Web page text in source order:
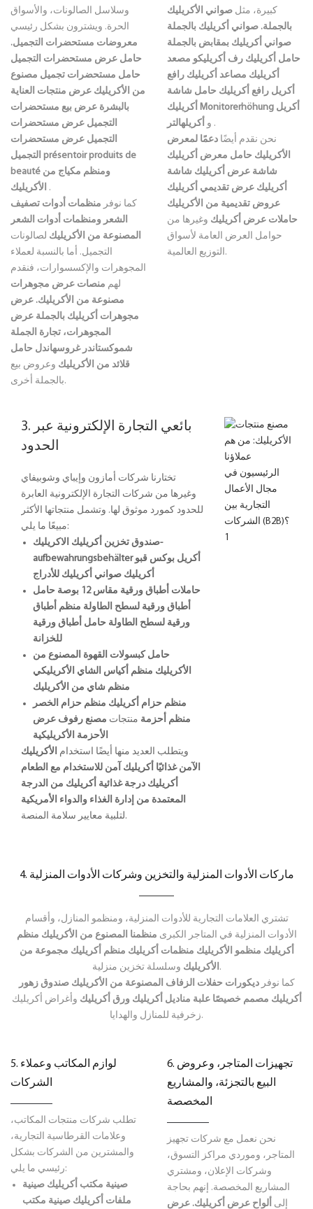
وسلاسل الصالونات، والأسواق
الحرة. ويشترون بشكل رئيسي
معروضات مستحضرات التجميل.
حامل عرض مستحضرات التجميل
حامل مستحضرات تجميل مصنوع
من الأكريليك عرض منتجات العناية
بالبشرة عرض بيع مستحضرات
التجميل عرض مستحضرات
التجميل عرض مستحضرات
التجميل présentoir produits de
beauté ومنظم مكياج من
الأكريليك .
كما نوفر منظمات أدوات تصفيف
الشعر ومنظمات أدوات الشعر
المصنوعة من الأكريليك لصالونات
التجميل. أما بالنسبة لعملاء
المجوهرات والإكسسوارات، فنقدم
لهم منصات عرض مجوهرات
مصنوعة من الأكريليك. عرض
مجوهرات أكريليك بالجملة عرض
المجوهرات، تجارة الجملة
شموكستاندر غروسهاندل حامل
قلائد من الأكريليك وعروض بيع
بالجملة أخرى.
كبيرة، مثل صواني الأكريليك
بالجملة. صواني أكريليك بالجملة
صواني أكريليك بمقابض بالجملة
حامل أكريليك رف أكريليكو مصعد
أكريليك مصاعد أكريليك رافع
أكريل رافع أكريليك حامل شاشة
أكريليك
Monitorerhöhung أكريل
و أكريلهالتر
.
نحن نقدم أيضًا دعمًا لمعرض
الأكريليك حامل معرض أكريليك
شاشة عرض أكريليك شاشة
أكريليك عرض تقديمي أكريليك
عروض تقديمية من الأكريليك
حاملات عرض أكريليك وغيرها من
حوامل العرض العامة لأسواق
التوزيع العالمية.
3. بائعي التجارة الإلكترونية عبر
الحدود
تختارنا شركات أمازون وإيباي وشوبيفاي
وغيرها من شركات التجارة الإلكترونية العابرة
للحدود كمورد موثوق لها. وتشمل منتجاتها الأكثر
مبيعًا ما يلي:
صندوق تخزين أكريليك الاكريليك-
aufbewahrungsbehälter
أكريل بوكس قبو
أكريليك صواني أكريليك للأدراج
حاملات أطباق ورقية مقاس 12 بوصة
حامل
أطباق ورقية لسطح الطاولة منظم أطباق
ورقية لسطح الطاولة حامل أطباق ورقية
للخزانة
حامل كبسولات القهوة المصنوع من
الأكريليك منظم أكياس الشاي الأكريليكي
منظم شاي من الأكريليك
منظم حزام أكريليك منظم حزام الخصر
منظم أحزمة منتجات مصنع رفوف عرض
الأحزمة الأكريليكية
ويتطلب العديد منها أيضًا استخدام الأكريليك
الآمن غذائيًا أكريليك آمن للاستخدام مع الطعام
أكريليك درجة غذائية أكريليك من الدرجة
المعتمدة من إدارة الغذاء والدواء الأمريكية
لتلبية معايير سلامة المنصة.
4. ماركات الأدوات المنزلية والتخزين وشركات الأدوات المنزلية
تشتري العلامات التجارية للأدوات المنزلية، ومنظمو المنازل، وأقسام
الأدوات المنزلية في المتاجر الكبرى منظمنا المصنوع من الأكريليك منظم
أكريليك منظمو الأكريليك منظمات أكريليك منظم أكريليك مجموعة من
الأكريليكوسلسلة تخزين منزلية.
كما نوفرديكورات حفلات الزفاف المصنوعة من الأكريليك صندوق زهور
أكريليك مصمم خصيصًا علبة مناديل أكريليك ورق أكريليك وأغراض أكريليك
زخرفية للمنازل والهدايا.
5. لوازم المكاتب وعملاء
الشركات
تطلب شركات منتجات المكاتب،
وعلامات القرطاسية التجارية،
والمشترين من الشركات بشكل
رئيسي ما يلي:
صينية مكتب أكريليك صينية
ملفات أكريليك صينية مكتب
6. تجهيزات المتاجر، وعروض
البيع بالتجزئة، والمشاريع
المخصصة
نحن نعمل مع شركات تجهيز
المتاجر، وموردي مراكز التسوق،
وشركات الإعلان، ومشتري
المشاريع المخصصة. إنهم بحاجة
إلى ألواح عرض أكريليك. عرض